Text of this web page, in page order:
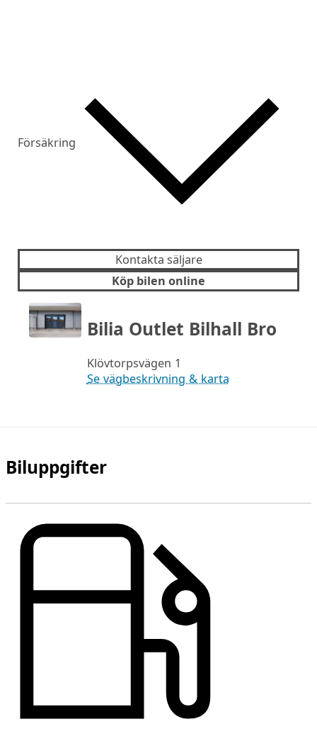
Försäkring
Kontakta säljare
Köp bilen online
Bilia Outlet Bilhall Bro
Klövtorpsvägen 1
Se vägbeskrivning & karta
Biluppgifter